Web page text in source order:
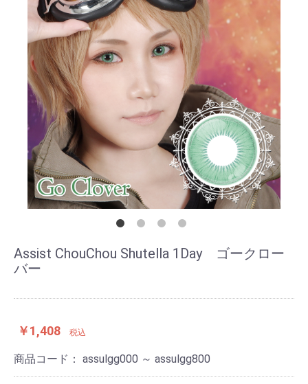
Assist ChouChou Shutella 1Day ゴークロー
バー
￥1,408 税込
商品コード： assulgg000 ～ assulgg800